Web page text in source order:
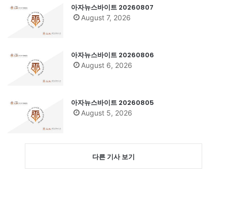
아자뉴스바이트 20260807
August 7, 2026
아자뉴스바이트 20260806
August 6, 2026
아자뉴스바이트 20260805
August 5, 2026
다른 기사 보기